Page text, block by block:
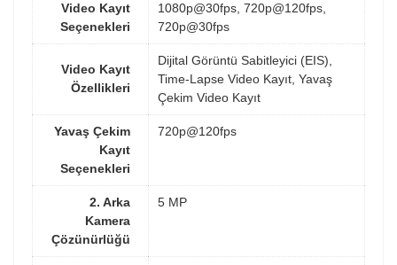
Video Kayıt
Seçenekleri
1080p@30fps, 720p@120fps,
720p@30fps
Video Kayıt
Özellikleri
Dijital Görüntü Sabitleyici (EIS),
Time-Lapse Video Kayıt, Yavaş
Çekim Video Kayıt
Yavaş Çekim
Kayıt
Seçenekleri
720p@120fps
2. Arka
Kamera
Çözünürlüğü
5 MP